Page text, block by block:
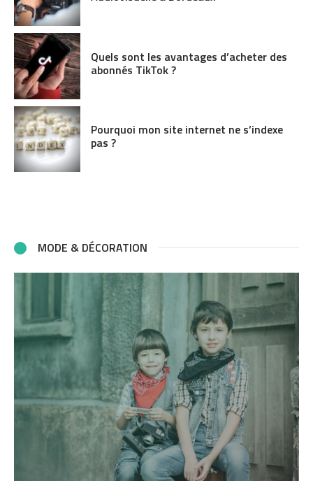
Quels sont les avantages d’acheter des
abonnés TikTok ?
Pourquoi mon site internet ne s’indexe
pas ?
MODE & DÉCORATION